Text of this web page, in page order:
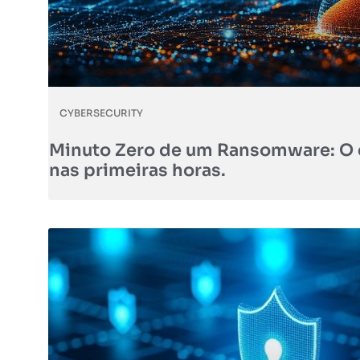
CYBERSECURITY
Minuto Zero de um Ransomware: O
nas primeiras horas.